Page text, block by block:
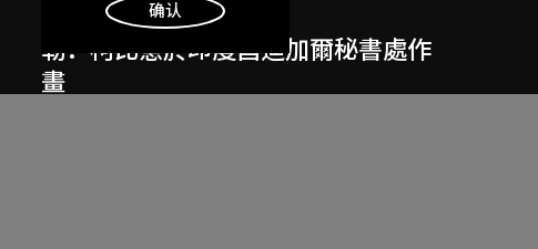
呂西安．埃爾韋
勒．柯比意於印度昌迪加爾秘書處作
畫
明白
确认